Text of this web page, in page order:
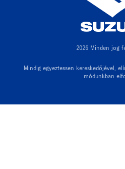
2026 Minden jog
Mindig egyeztessen kereskedőjével,
módunkban